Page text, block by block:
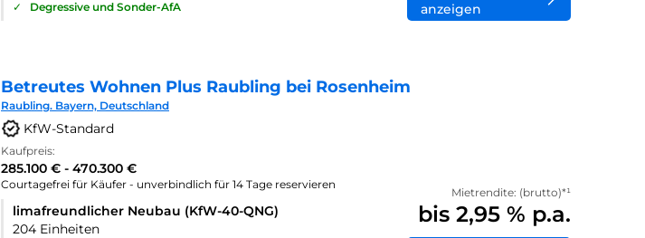
✓
Degressive und Sonder-AfA
anzeigen
Betreutes Wohnen Plus Raubling bei Rosenheim
Raubling. Bayern, Deutschland
KfW-Standard
Kaufpreis:
285.100 € - 470.300 €
Courtagefrei für Käufer - unverbindlich für 14 Tage reservieren
limafreundlicher Neubau (KfW-40-QNG)
204 Einheiten
Mietrendite: (brutto)*¹
bis 2,95 % p.a.